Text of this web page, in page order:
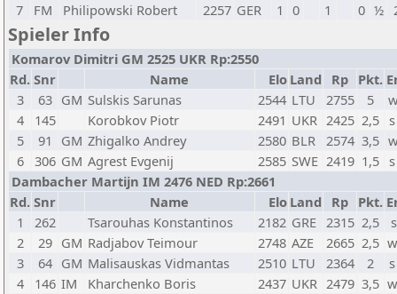
7
FM Philipowski Robert 2257 GER 1 0 1 0 ½
Spieler Info
Komarov Dimitri GM 2525 UKR Rp:2550
Rd. Snr Name Elo Land Rp Pkt.
3
63 GM Sulskis Sarunas 2544 LTU 2755 5
4
145 Korobkov Piotr 2491 UKR 2425 2,5
5
91 GM Zhigalko Andrey 2580 BLR 2574 3,5
6 306 GM Agrest Evgenij 2585 SWE 2419 1,5
Dambacher Martijn IM 2476 NED Rp:2661
Rd. Snr Name Elo Land Rp Pkt.
1
262 Tsarouhas Konstantinos 2182 GRE 2315 2,5
2
29 GM Radjabov Teimour 2748 AZE 2665 2,5
3
64 GM Malisauskas Vidmantas 2510 LTU 2364 2
4
146 IM Kharchenko Boris 2437 UKR 2479 3,5